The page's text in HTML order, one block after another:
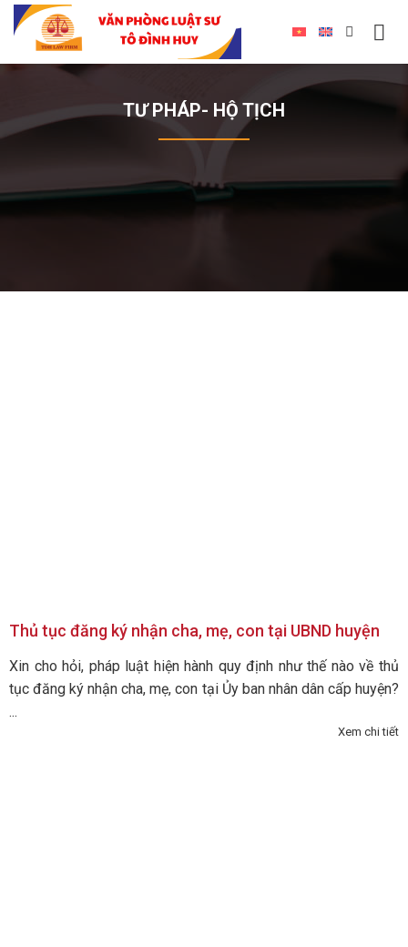
TƯ PHÁP- HỘ TỊCH
Thủ tục đăng ký nhận cha, mẹ, con tại UBND huyện
Xin cho hỏi, pháp luật hiện hành quy định như thế nào về thủ
tục đăng ký nhận cha, mẹ, con tại Ủy ban nhân dân cấp huyện?
...
Xem chi tiết